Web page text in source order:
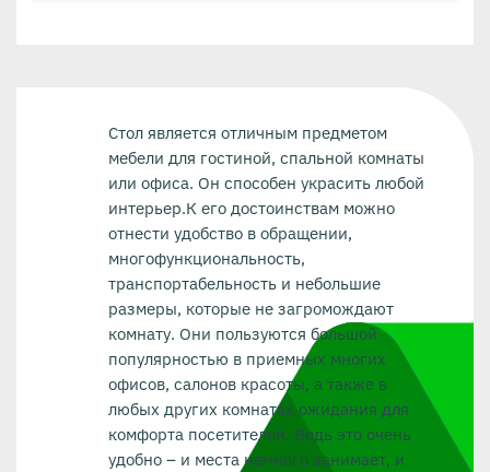
Стол является отличным предметом
мебели для гостиной, спальной комнаты
или офиса. Он способен украсить любой
интерьер.К его достоинствам можно
отнести удобство в обращении,
многофункциональность,
транспортабельность и небольшие
размеры, которые не загромождают
комнату. Они пользуются большой
популярностью в приемных многих
офисов, салонов красоты, а также в
любых других комнатах ожидания для
комфорта посетителей. Ведь это очень
удобно – и места немного занимает, и